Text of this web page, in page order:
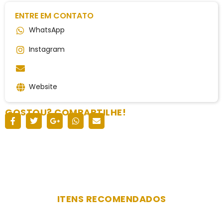
ENTRE EM CONTATO
WhatsApp
Instagram
Website
GOSTOU? COMPARTILHE!
ITENS RECOMENDADOS